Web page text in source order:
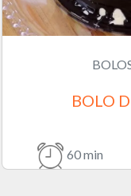
BOLO
60 min